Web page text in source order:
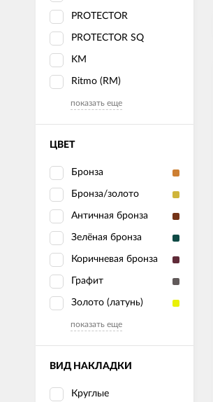
PROTECTOR
PROTECTOR SQ
KM
Ritmo (RM)
показать еще
ЦВЕТ
Бронза
Бронза/золото
Античная бронза
Зелёная бронза
Коричневая бронза
Графит
Золото (латунь)
показать еще
ВИД НАКЛАДКИ
Круглые